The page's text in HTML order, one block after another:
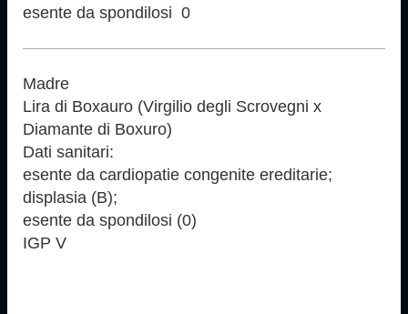
esente da spondilosi 0
Madre
Lira di Boxauro (Virgilio degli Scrovegni x
Diamante di Boxuro)
Dati sanitari:
esente da cardiopatie congenite ereditarie;
displasia (B);
esente da spondilosi (0)
IGP V